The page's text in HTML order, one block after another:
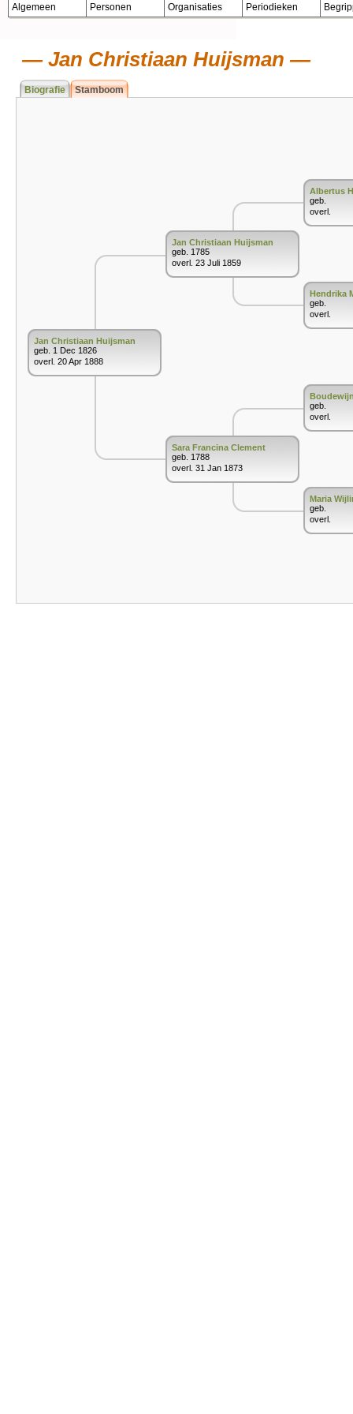
Algemeen Personen Organisaties Periodieken
Jan Christiaan Huijsman
Biografie Stamboom
Jan Christiaan Huijsman
geb. 1 Dec 1826
overl. 20 Apr 1888
Jan Christiaan Huijsman
geb. 1785
overl. 23 Juli 1859
Sara Francina Clement
geb. 1788
overl. 31 Jan 1873
Albertus
geb.
overl.
Hendrika
geb.
overl.
geb.
overl.
Maria
geb.
overl.